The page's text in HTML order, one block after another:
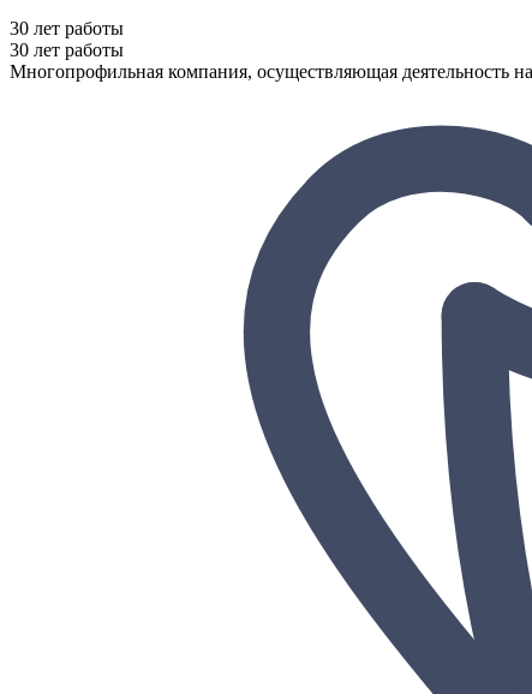
30 лет работы
30 лет работы
Многопрофильная компания, осуществляющая деятельность